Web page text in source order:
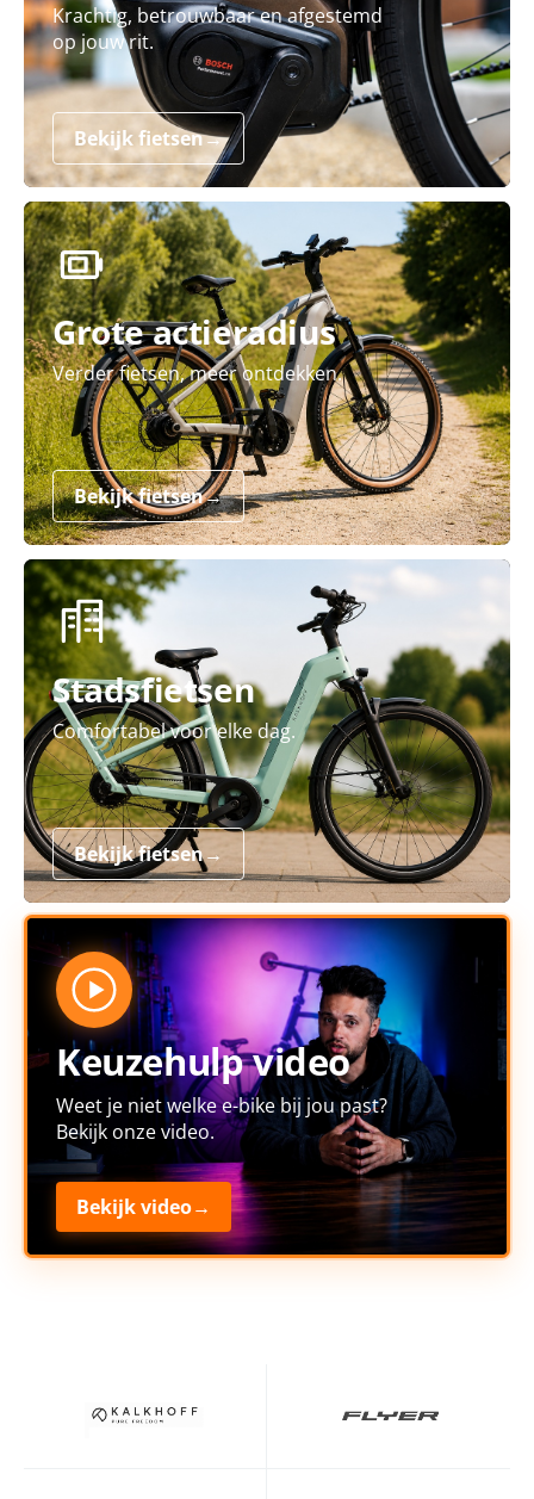
Krachtig, betrouwbaar en afgestemd
op jouw rit.
Bekijk fietsen→
Grote actieradius
Verder fietsen, meer ontdekken.
Bekijk fietsen→
Stadsfietsen
Comfortabel voor elke dag.
Bekijk fietsen→
Keuzehulp video
Weet je niet welke e-bike bij jou past?
Bekijk onze video.
Bekijk video→